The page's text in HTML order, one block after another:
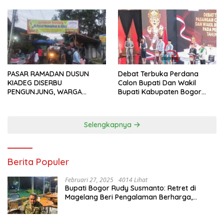
PASAR RAMADAN DUSUN
KIADEG DISERBU
PENGUNJUNG, WARGA
Debat Terbuka Perdana
Calon Bupati Dan Wakil
Bupati Kabupaten Bogor
Selengkapnya
Berita Populer
Februari 27, 2025 4014 Lihat
Bupati Bogor Rudy Susmanto: Retret di
Magelang Beri Pengalaman Berharga,